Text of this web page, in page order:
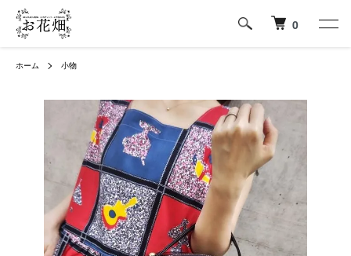
0
ホーム 小物